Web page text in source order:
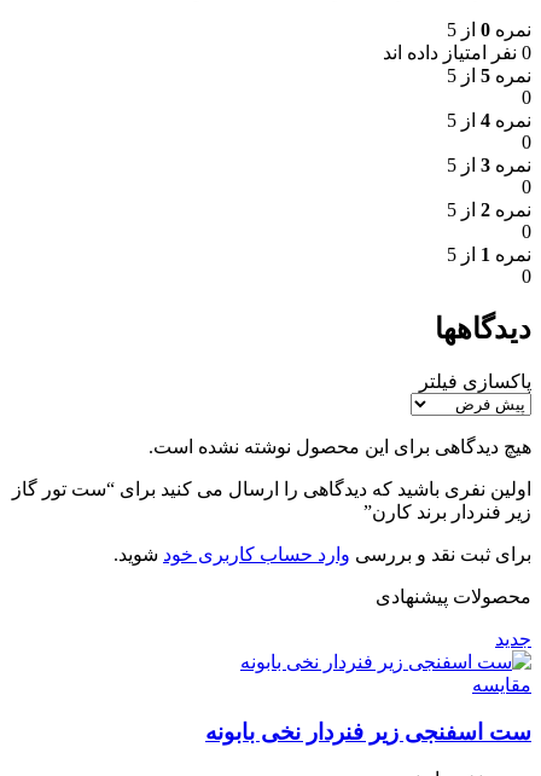
نمره 0 از 5
0 نفر امتیاز داده اند
نمره 5 از 5
0
نمره 4 از 5
0
نمره 3 از 5
0
نمره 2 از 5
0
نمره 1 از 5
0
دیدگاهها
پاکسازی فیلتر
هیچ دیدگاهی برای این محصول نوشته نشده است.
اولین نفری باشید که دیدگاهی را ارسال می کنید برای “ست تور گاز
زیر فنردار برند کارن”
برای ثبت نقد و بررسی وارد حساب کاربری خود شوید.
محصولات پیشنهادی
جدید
مقایسه
ست اسفنجی زیر فنردار نخی بابونه